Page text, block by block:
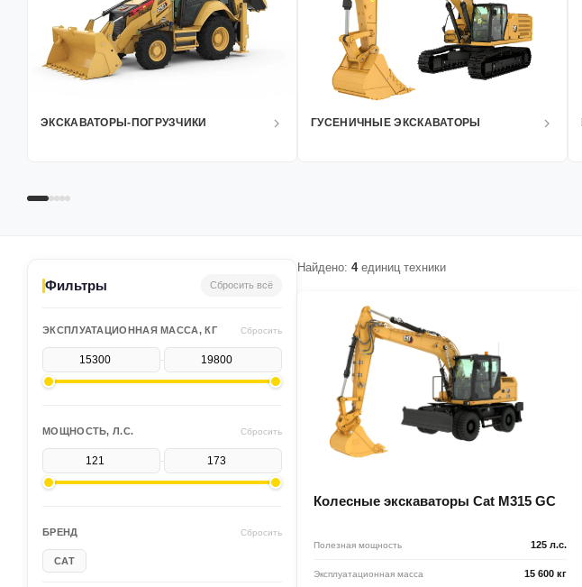
ЭКСКАВАТОРЫ-ПОГРУЗЧИКИ ГУСЕНИЧНЫЕ ЭКСКАВАТОРЫ
Фильтры Сбросить всё
ЭКСПЛУАТАЦИОННАЯ МАССА, КГ Сбросить
-
МОЩНОСТЬ, Л.С. Сбросить
-
БРЕНД Сбросить
CAT
Найдено: 4единиц техники
Колесные экскаваторы Cat M315 GC
Полезная мощность 125 л.с.
Эксплуатационная масса 15 600 кг